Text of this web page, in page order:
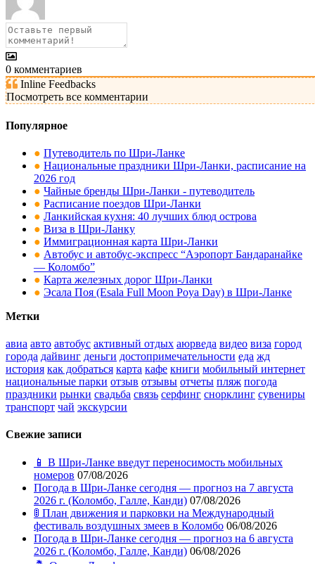
0 комментариев
Inline Feedbacks
Посмотреть все комментарии
Популярное
● Путеводитель по Шри-Ланке
● Национальные праздники Шри-Ланки, расписание на
2026 год
● Чайные бренды Шри-Ланки - путеводитель
● Расписание поездов Шри-Ланки
● Ланкийская кухня: 40 лучших блюд острова
● Виза в Шри-Ланку
● Иммиграционная карта Шри-Ланки
● Автобус и автобус-экспресс “Аэропорт Бандаранайке
— Коломбо”
● Карта железных дорог Шри-Ланки
● Эсала Поя (Esala Full Moon Poya Day) в Шри-Ланке
Метки
авиа авто автобус активный отдых аюрведа видео виза город
города дайвинг деньги достопримечательности еда жд
история как добраться карта кафе книги мобильный интернет
национальные парки отзыв отзывы отчеты пляж погода
праздники рынки свадьба связь серфинг снорклинг сувениры
транспорт чай экскурсии
Свежие записи
📱 В Шри-Ланке введут переносимость мобильных
номеров 07/08/2026
Погода в Шри-Ланке сегодня — прогноз на 7 августа
2026 г. (Коломбо, Галле, Канди) 07/08/2026
🚦 План движения и парковки на Международный
фестиваль воздушных змеев в Коломбо 06/08/2026
Погода в Шри-Ланке сегодня — прогноз на 6 августа
2026 г. (Коломбо, Галле, Канди) 06/08/2026